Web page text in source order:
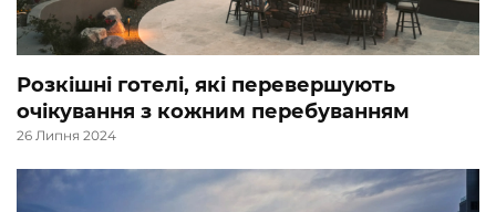
Розкішні готелі, які перевершують
очікування з кожним перебуванням
26 Липня 2024